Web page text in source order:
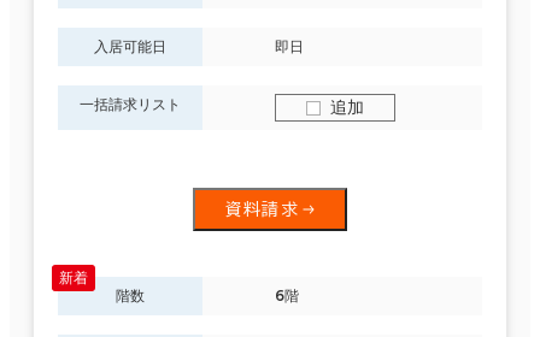
入居可能日 即日
一括請求リスト 追加
資料請求
階数 6階